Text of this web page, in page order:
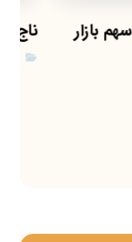
بازار
ناج (Nudge) در رفتار مصرف‌کننده